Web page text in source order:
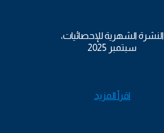
النشرة الشهرية للإحصائيات،
سبتمبر 2025
اقرأ المزيد